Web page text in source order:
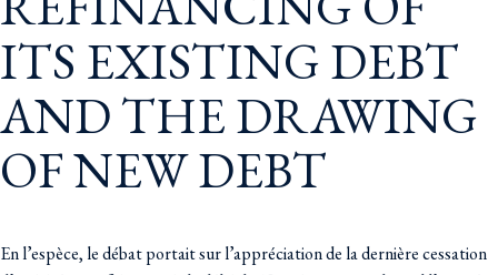
ITS EXISTING DEBT
AND THE DRAWING
OF NEW DEBT
En l’espèce, le débat portait sur l’appréciation de la dernière cessation